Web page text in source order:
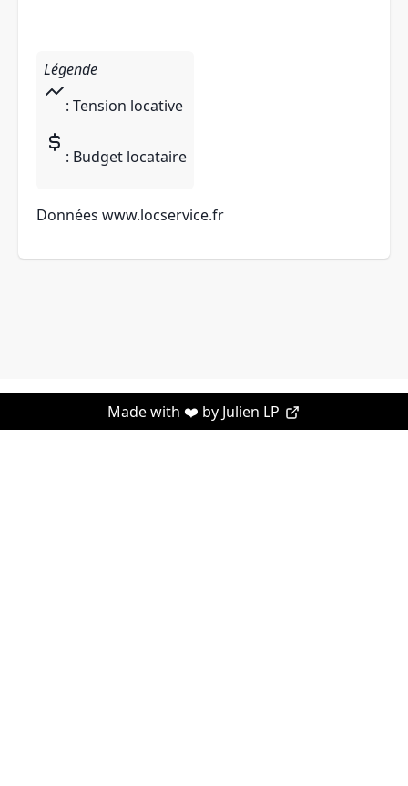
Légende
: Tension locative
: Budget locataire
Données www.locservice.fr
Made with ❤️ by Julien LP